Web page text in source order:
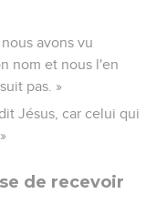
avons vu
nom et nous l'en
pas. »
Jésus, car celui qui
de recevoir